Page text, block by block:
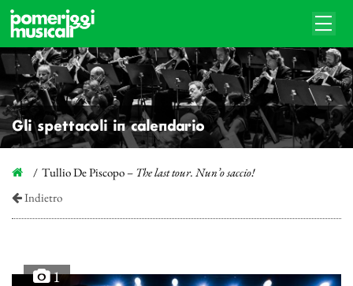
Gli spettacoli in calendario
Tullio De Piscopo – The last tour. Nun’o saccio!
Indietro
1